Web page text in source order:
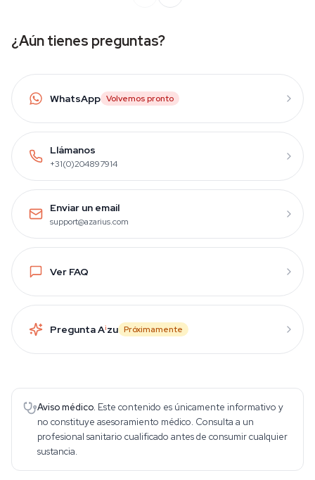
¿Aún tienes preguntas?
WhatsApp Volvemos pronto
Llámanos
+31(0)204897914
Enviar un email
support@azarius.com
Ver FAQ
Pregunta Aizu Próximamente
Aviso médico. Este contenido es únicamente informativo y
no constituye asesoramiento médico. Consulta a un
profesional sanitario cualificado antes de consumir cualquier
sustancia.